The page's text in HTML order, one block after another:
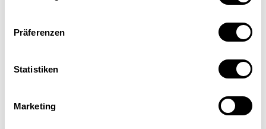
Präferenzen
Statistiken
Marketing
Schweizerische